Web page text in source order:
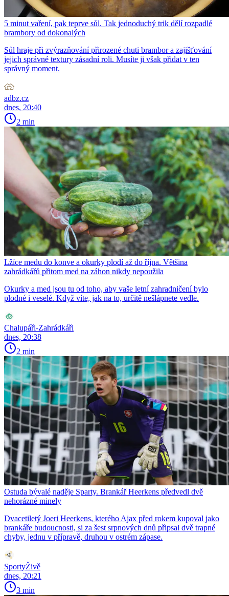
5 minut vaření, pak teprve sůl. Tak jednoduchý trik dělí rozpadlé
brambory od dokonalých
Sůl hraje při zvýrazňování přirozené chuti brambor a zajišťování
jejich správné textury zásadní roli. Musíte ji však přidat v ten
správný moment.
adbz.cz
dnes, 20:40
2 min
Lžíce medu do konve a okurky plodí až do října. Většina
zahrádkářů přitom med na záhon nikdy nepoužila
Okurky a med jsou tu od toho, aby vaše letní zahradničení bylo
plodné i veselé. Když víte, jak na to, určitě nešlápnete vedle.
Chalupáři-Zahrádkáři
dnes, 20:38
2 min
Ostuda bývalé naděje Sparty. Brankář Heerkens předvedl dvě
nehorázné minely
Dvacetiletý Joeri Heerkens, kterého Ajax před rokem kupoval jako
brankáře budoucnosti, si za šest srpnových dnů připsal dvě trapné
chyby, jednu v přípravě, druhou v ostrém zápase.
SportyŽivě
dnes, 20:21
3 min